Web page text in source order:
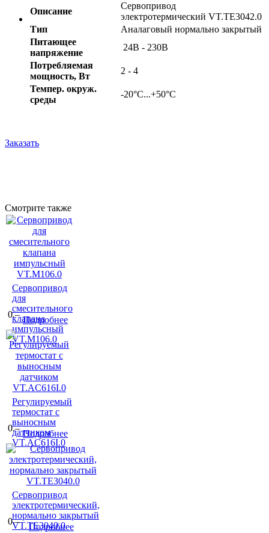
Описание
Сервопривод
электротермический VT.TE3042.0
Тип
Аналаговый нормально закрытый
Питающее
напряжение
24В - 230В
Потребляемая
мощность, Вт
2 - 4
Темпер. oкруж.
среды
-20°С...+50°С
Заказать
Смотрите также
Сервопривод
для
смесительного
клапана
импульсный
VT.M106.0
0.–
Подробнее
Регулируемый
термостат с
выносным
датчиком
VT.AC616I.0
0.–
Подробнее
Сервопривод
электротермический,
нормально закрытый
VT.TE3040.0
0.–
Подробнее